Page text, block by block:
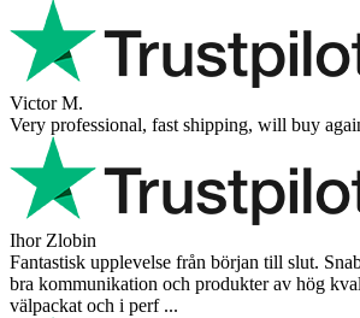
Victor M.
Very professional, fast shipping, will buy
Ihor Zlobin
Fantastisk upplevelse från början till slut.
bra kommunikation och produkter av hög
välpackat och i perf ...